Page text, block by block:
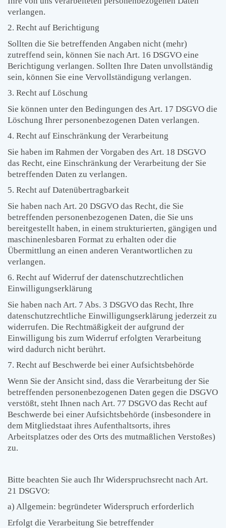
verlangen.
2. Recht auf Berichtigung
Sollten die Sie betreffenden Angaben nicht (mehr)
zutreffend sein, können Sie nach Art. 16 DSGVO eine
Berichtigung verlangen. Sollten Ihre Daten unvollständig
sein, können Sie eine Vervollständigung verlangen.
3. Recht auf Löschung
Sie können unter den Bedingungen des Art. 17 DSGVO die
Löschung Ihrer personenbezogenen Daten verlangen.
4. Recht auf Einschränkung der Verarbeitung
Sie haben im Rahmen der Vorgaben des Art. 18 DSGVO
das Recht, eine Einschränkung der Verarbeitung der Sie
betreffenden Daten zu verlangen.
5. Recht auf Datenübertragbarkeit
Sie haben nach Art. 20 DSGVO das Recht, die Sie
betreffenden personenbezogenen Daten, die Sie uns
bereitgestellt haben, in einem strukturierten, gängigen und
maschinenlesbaren Format zu erhalten oder die
Übermittlung an einen anderen Verantwortlichen zu
verlangen.
6. Recht auf Widerruf der datenschutzrechtlichen
Einwilligungserklärung
Sie haben nach Art. 7 Abs. 3 DSGVO das Recht, Ihre
datenschutzrechtliche Einwilligungserklärung jederzeit zu
widerrufen. Die Rechtmäßigkeit der aufgrund der
Einwilligung bis zum Widerruf erfolgten Verarbeitung
wird dadurch nicht berührt.
7. Recht auf Beschwerde bei einer Aufsichtsbehörde
Wenn Sie der Ansicht sind, dass die Verarbeitung der Sie
betreffenden personenbezogenen Daten gegen die DSGVO
verstößt, steht Ihnen nach Art. 77 DSGVO das Recht auf
Beschwerde bei einer Aufsichtsbehörde (insbesondere in
dem Mitgliedstaat ihres Aufenthaltsorts, ihres
Arbeitsplatzes oder des Orts des mutmaßlichen Verstoßes)
zu.
Bitte beachten Sie auch Ihr Widerspruchsrecht nach Art.
21 DSGVO:
a) Allgemein: begründeter Widerspruch erforderlich
Erfolgt die Verarbeitung Sie betreffender